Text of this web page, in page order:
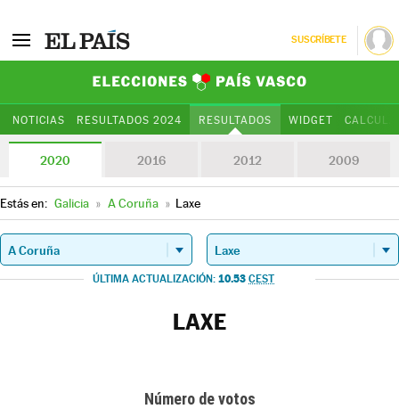
SUSCRÍBETE
NOTICIAS RESULTADOS 2024 RESULTADOS WIDGET
2020 2016 2012 2009
Estás en: Galicia » A Coruña » Laxe
ÚLTIMA ACTUALIZACIÓN: 10.53 CEST
LAXE
Número de votos